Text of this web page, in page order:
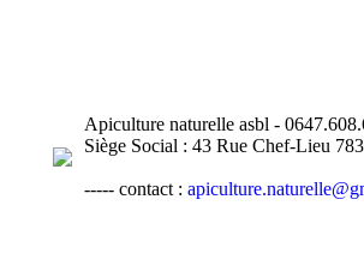
Apiculture naturelle asbl -
Siège Social : 43 Rue Chef-Lieu
----- contact :